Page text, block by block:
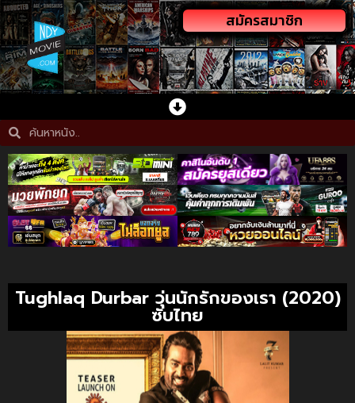
สมัครสมาชิก
Tughlaq Durbar วุ่นนักรักของเรา (2020)
ซับไทย